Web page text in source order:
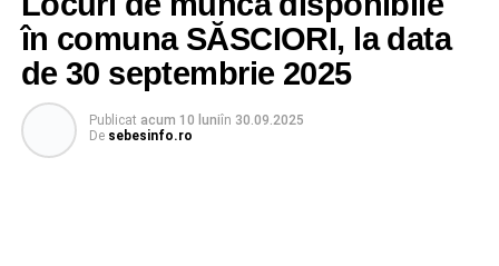
în comuna SĂSCIORI, la data
de 30 septembrie 2025
Publicat acum 10 luniîn 30.09.2025
De sebesinfo.ro